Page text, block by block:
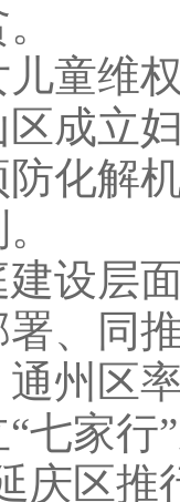
维权
成立
化解
层面
、同
州区
七家行
庆区推